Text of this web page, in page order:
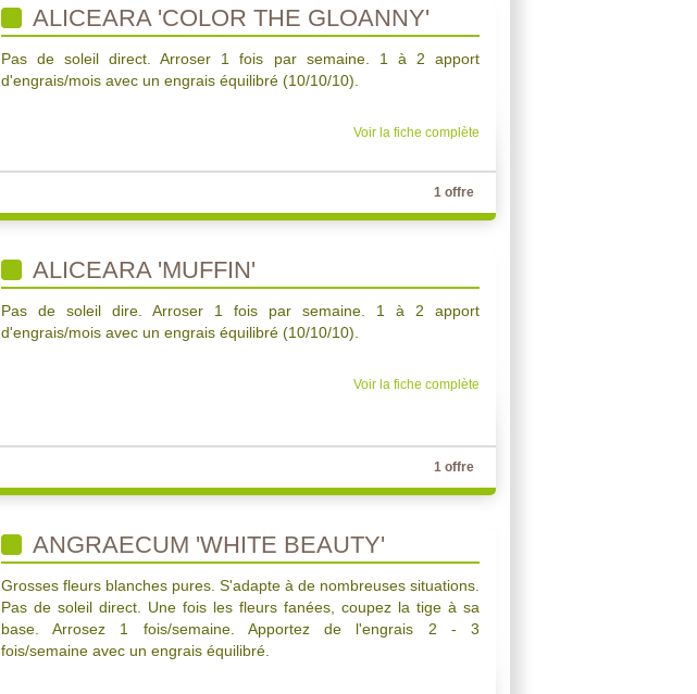
ALICEARA 'COLOR THE GLOANNY'
Pas de soleil direct. Arroser 1 fois par semaine. 1 à 2 apport
d'engrais/mois avec un engrais équilibré (10/10/10).
Voir la fiche complète
1 offre
ALICEARA 'MUFFIN'
Pas de soleil dire. Arroser 1 fois par semaine. 1 à 2 apport
d'engrais/mois avec un engrais équilibré (10/10/10).
Voir la fiche complète
1 offre
ANGRAECUM 'WHITE BEAUTY'
Grosses fleurs blanches pures. S'adapte à de nombreuses situations.
Pas de soleil direct. Une fois les fleurs fanées, coupez la tige à sa
base. Arrosez 1 fois/semaine. Apportez de l'engrais 2 - 3
fois/semaine avec un engrais équilibré.